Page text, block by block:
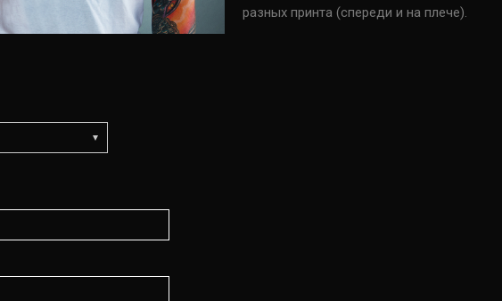
разных принта (спереди и на плече).